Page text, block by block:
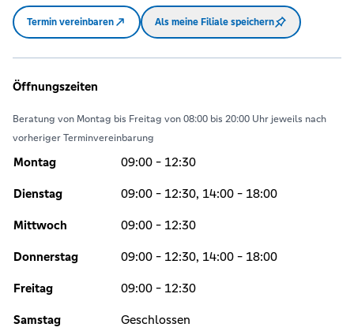
Termin vereinbaren Als meine Filiale speichern
Öffnungszeiten
Beratung von Montag bis Freitag von 08:00 bis 20:00 Uhr jeweils nach
vorheriger Terminvereinbarung
Montag 09:00 - 12:30
Dienstag 09:00 - 12:30, 14:00 - 18:00
Mittwoch 09:00 - 12:30
Donnerstag 09:00 - 12:30, 14:00 - 18:00
Freitag 09:00 - 12:30
Samstag Geschlossen